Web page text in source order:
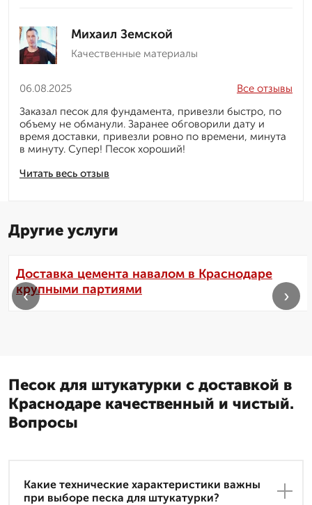
Михаил Земской
Качественные материалы
06.08.2025
Читать весь отзыв
Все отзывы
Заказал песок для фундамента, привезли быстро, по
объему не обманули. Заранее обговорили дату и
время доставки, привезли ровно по времени, минута
в минуту. Супер! Песок хороший!
Другие услуги
Доставка цемента навалом в Краснодаре
крупными партиями
‹ ›
Песок для штукатурки с доставкой в
Краснодаре качественный и чистый.
Вопросы
Какие технические характеристики важны
при выборе песка для штукатурки?